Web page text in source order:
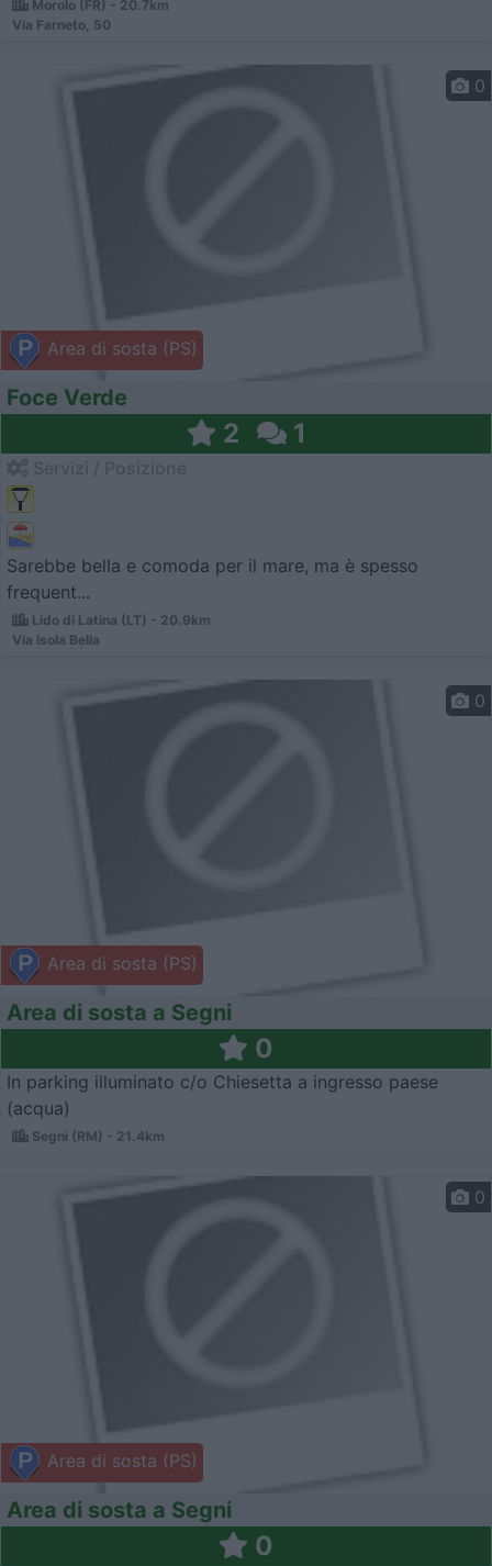
Morolo (FR) - 20.7km
Via Farneto, 50
Area di sosta (PS)
0
Foce Verde
2 1
Sarebbe bella e comoda per il mare, ma è spesso
frequent...
Lido di Latina (LT) - 20.9km
Via Isola Bella
Area di sosta (PS)
0
Area di sosta a Segni
0
In parking illuminato c/o Chiesetta a ingresso paese
(acqua)
Segni (RM) - 21.4km
Area di sosta (PS)
0
Area di sosta a Segni
0